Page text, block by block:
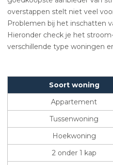
overstappen stelt niet veel
Problemen bij het inschatten
Hieronder check je het
verschillende type woningen
Soort woning
Appartement
Tussenwoning
Hoekwoning
2 onder 1 kap